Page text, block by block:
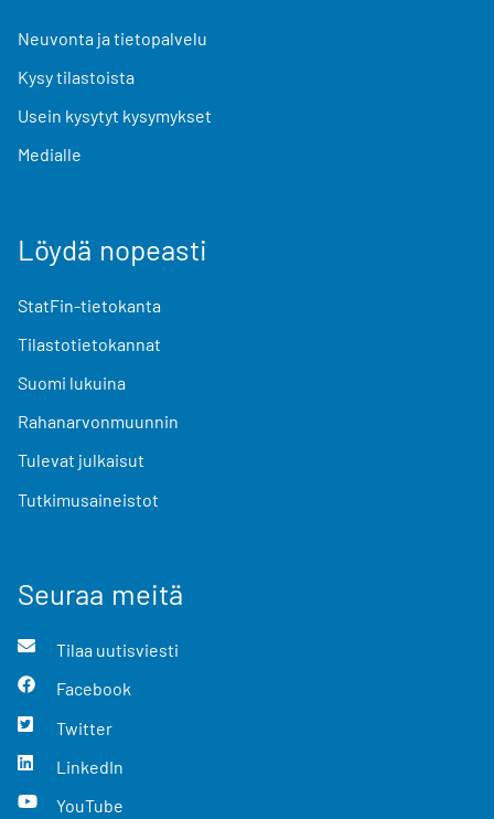
Neuvonta ja tietopalvelu
Kysy tilastoista
Usein kysytyt kysymykset
Medialle
Löydä nopeasti
StatFin-tietokanta
Tilastotietokannat
Suomi lukuina
Rahanarvonmuunnin
Tulevat julkaisut
Tutkimusaineistot
Seuraa meitä
Tilaa uutisviesti
Facebook
Twitter
LinkedIn
YouTube